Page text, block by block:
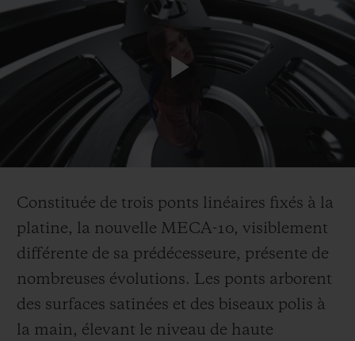
Play
Constituée de trois ponts linéaires fixés à la
platine, la nouvelle MECA-10, visiblement
différente de sa prédécesseure, présente de
nombreuses évolutions. Les ponts arborent
des surfaces satinées et des biseaux polis à
la main, élevant le niveau de haute